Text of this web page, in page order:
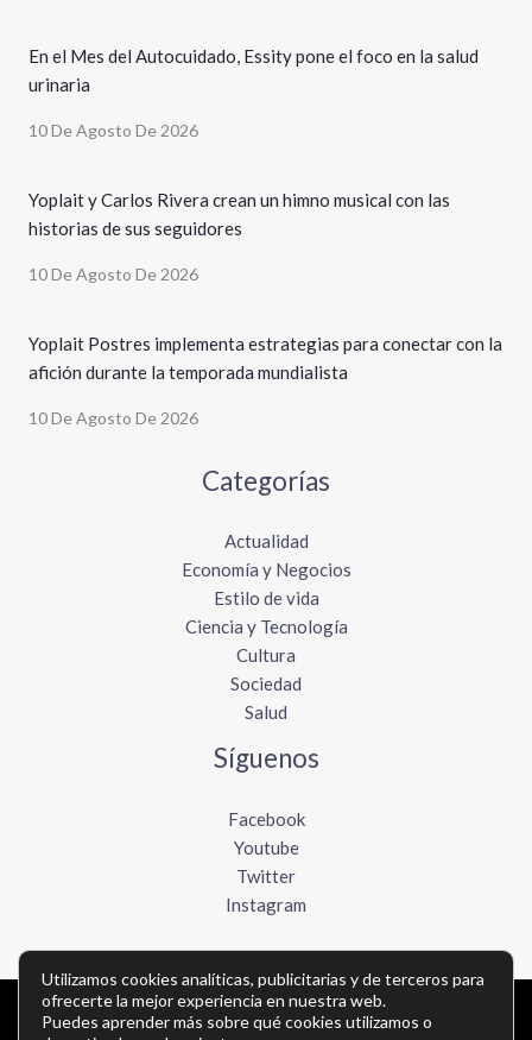
En el Mes del Autocuidado, Essity pone el foco en la salud
urinaria
10 De Agosto De 2026
Yoplait y Carlos Rivera crean un himno musical con las
historias de sus seguidores
10 De Agosto De 2026
Yoplait Postres implementa estrategias para conectar con la
afición durante la temporada mundialista
10 De Agosto De 2026
Categorías
Actualidad
Economía y Negocios
Estilo de vida
Ciencia y Tecnología
Cultura
Sociedad
Salud
Síguenos
Facebook
Youtube
Twitter
Instagram
Copyright © Todos los derechos reservados -
Utilizamos cookies analíticas, publicitarias y de terceros para
ofrecerte la mejor experiencia en nuestra web.
Puedes aprender más sobre qué cookies utilizamos o